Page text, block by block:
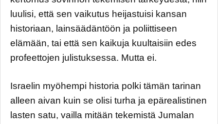
luulisi, että sen vaikutus heijastuisi kansan
historiaan, lainsäädäntöön ja poliittiseen
elämään, tai että sen kaikuja kuultaisiin edes
profeettojen julistuksessa. Mutta ei.
Israelin myöhempi historia polki tämän tarinan
alleen aivan kuin se olisi turha ja epärealistinen
lasten satu, vailla mitään tekemistä Jumalan